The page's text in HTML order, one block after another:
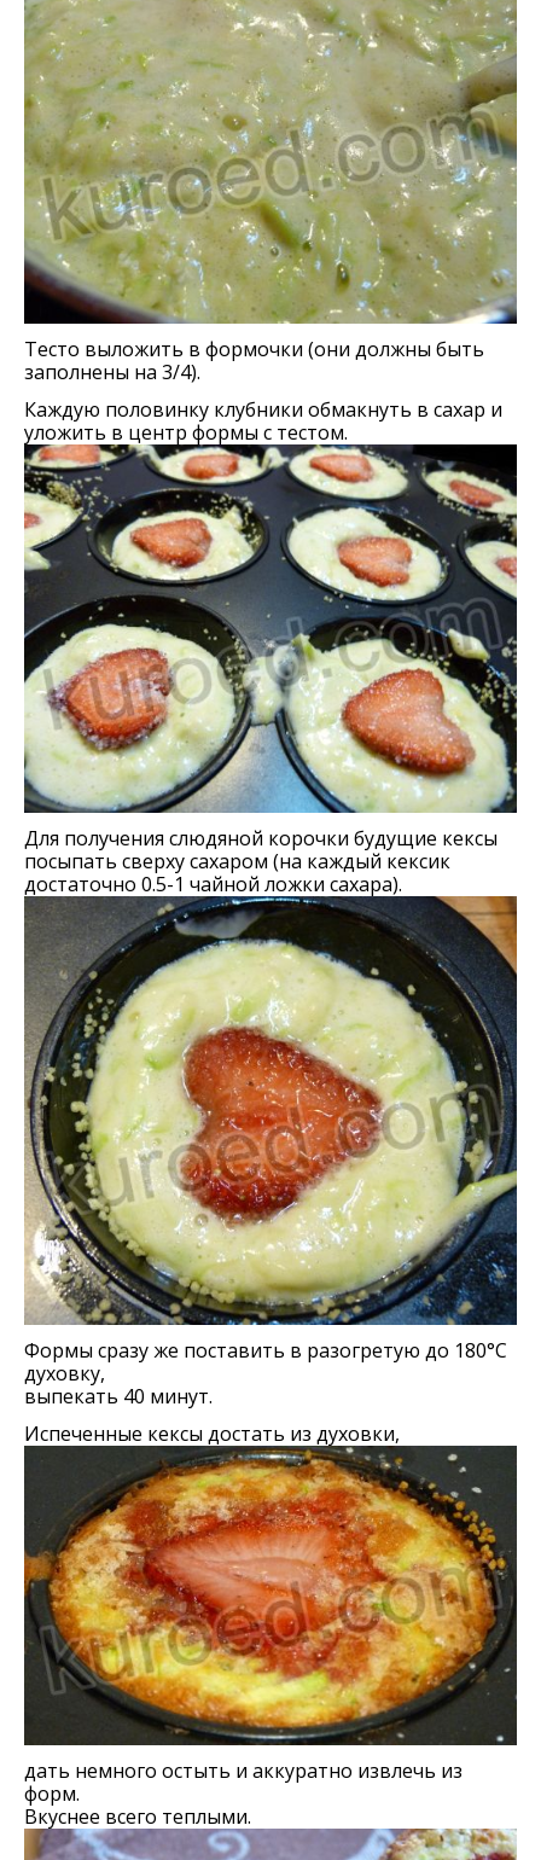
Тесто выложить в формочки (они должны быть
заполнены на 3/4).
Каждую половинку клубники обмакнуть в сахар и
уложить в центр формы с тестом.
Для получения слюдяной корочки будущие кексы
посыпать сверху сахаром (на каждый кексик
достаточно 0.5-1 чайной ложки сахара).
Формы сразу же поставить в разогретую до 180°С
духовку,
выпекать 40 минут.
Испеченные кексы достать из духовки,
дать немного остыть и аккуратно извлечь из
форм.
Вкуснее всего теплыми.